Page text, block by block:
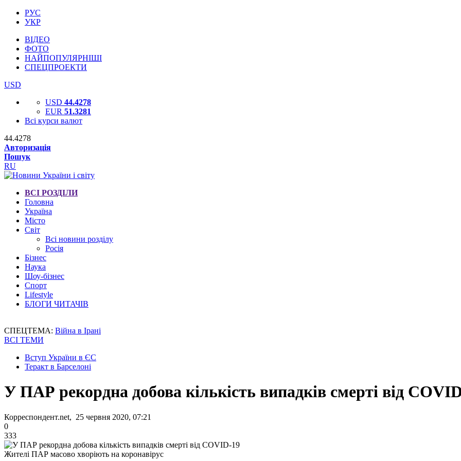
РУС
УКР
ВІДЕО
ФОТО
НАЙПОПУЛЯРНІШІ
СПЕЦПРОЕКТИ
USD
USD 44.4278
EUR 51.3281
Всі курси валют
44.4278
Авторизація
Пошук
RU
ВСІ РОЗДІЛИ
Головна
Україна
Місто
Світ
Всі новини розділу
Росія
Бізнес
Наука
Шоу-бізнес
Спорт
Lifestyle
БЛОГИ ЧИТАЧІВ
СПЕЦТЕМА: Війна в Ірані
ВСІ ТЕМИ
Вступ України в ЄС
Теракт в Барселоні
У ПАР рекордна добова кількість випадків смерті від
Корреспондент.net, 25 червня 2020, 07:21
0
333
Жителі ПАР масово хворіють на коронавірус